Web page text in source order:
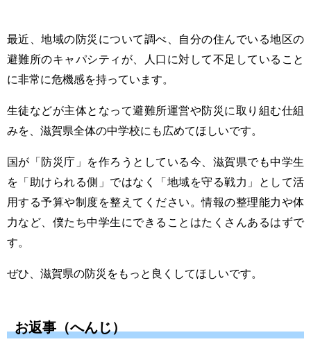
最近、地域の防災について調べ、自分の住んでいる地区の
避難所のキャパシティが、人口に対して不足していること
に非常に危機感を持っています。
生徒などが主体となって避難所運営や防災に取り組む仕組
みを、滋賀県全体の中学校にも広めてほしいです。
国が「防災庁」を作ろうとしている今、滋賀県でも中学生
を「助けられる側」ではなく「地域を守る戦力」として活
用する予算や制度を整えてください。情報の整理能力や体
力など、僕たち中学生にできることはたくさんあるはずで
す。
ぜひ、滋賀県の防災をもっと良くしてほしいです。
お返事（へんじ）